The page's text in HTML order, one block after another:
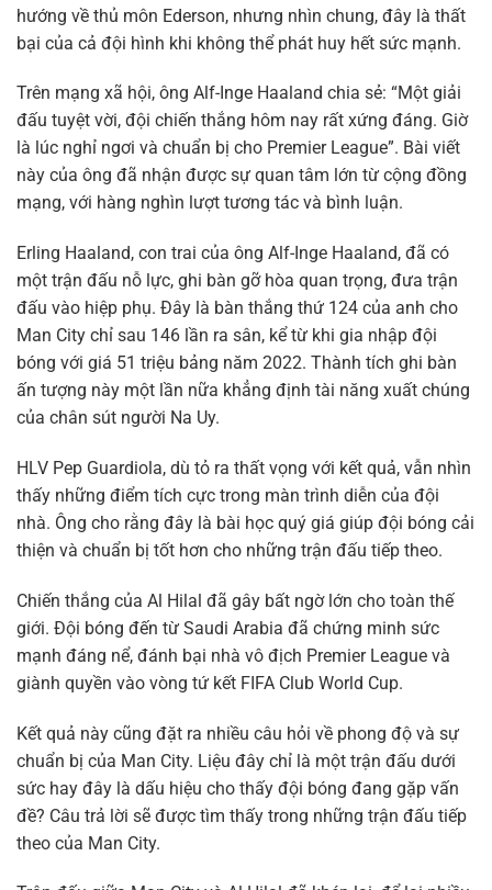
hướng về thủ môn Ederson, nhưng nhìn chung, đây là thất
bại của cả đội hình khi không thể phát huy hết sức mạnh.
Trên mạng xã hội, ông Alf-Inge Haaland chia sẻ: “Một giải
đấu tuyệt vời, đội chiến thắng hôm nay rất xứng đáng. Giờ
là lúc nghỉ ngơi và chuẩn bị cho Premier League”. Bài viết
này của ông đã nhận được sự quan tâm lớn từ cộng đồng
mạng, với hàng nghìn lượt tương tác và bình luận.
Erling Haaland, con trai của ông Alf-Inge Haaland, đã có
một trận đấu nỗ lực, ghi bàn gỡ hòa quan trọng, đưa trận
đấu vào hiệp phụ. Đây là bàn thắng thứ 124 của anh cho
Man City chỉ sau 146 lần ra sân, kể từ khi gia nhập đội
bóng với giá 51 triệu bảng năm 2022. Thành tích ghi bàn
ấn tượng này một lần nữa khẳng định tài năng xuất chúng
của chân sút người Na Uy.
HLV Pep Guardiola, dù tỏ ra thất vọng với kết quả, vẫn nhìn
thấy những điểm tích cực trong màn trình diễn của đội
nhà. Ông cho rằng đây là bài học quý giá giúp đội bóng cải
thiện và chuẩn bị tốt hơn cho những trận đấu tiếp theo.
Chiến thắng của Al Hilal đã gây bất ngờ lớn cho toàn thế
giới. Đội bóng đến từ Saudi Arabia đã chứng minh sức
mạnh đáng nể, đánh bại nhà vô địch Premier League và
giành quyền vào vòng tứ kết FIFA Club World Cup.
Kết quả này cũng đặt ra nhiều câu hỏi về phong độ và sự
chuẩn bị của Man City. Liệu đây chỉ là một trận đấu dưới
sức hay đây là dấu hiệu cho thấy đội bóng đang gặp vấn
đề? Câu trả lời sẽ được tìm thấy trong những trận đấu tiếp
theo của Man City.